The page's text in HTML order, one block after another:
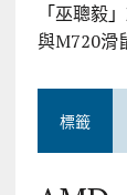
「巫聰毅
與M720滑
標籤